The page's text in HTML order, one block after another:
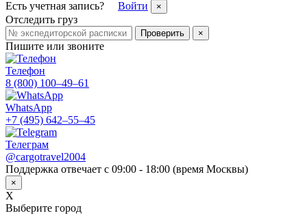
Есть учетная запись? Войти ×
Отследить груз
Проверить ×
Пишите или звоните
Телефон
8 (800) 100–49–61
WhatsApp
+7 (495) 642–55–45
Телеграм
@cargotravel2004
Поддержка отвечает с 09:00 - 18:00 (время Москвы)
×
X
Выберите город